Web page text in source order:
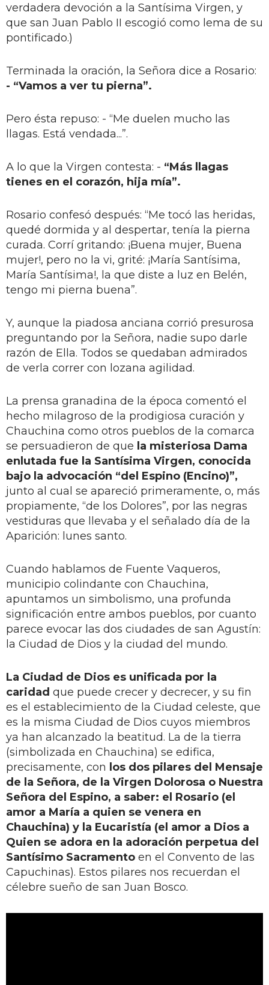
verdadera devoción a la Santísima Virgen, y
que san Juan Pablo II escogió como lema de su
pontificado.)
Terminada la oración, la Señora dice a Rosario:
- “Vamos a ver tu pierna”.
Pero ésta repuso: - “Me duelen mucho las
llagas. Está vendada...”.
A lo que la Virgen contesta: - “Más llagas
tienes en el corazón, hija mía”.
Rosario confesó después: “Me tocó las heridas,
quedé dormida y al despertar, tenía la pierna
curada. Corrí gritando: ¡Buena mujer, Buena
mujer!, pero no la vi, grité: ¡María Santísima,
María Santísima!, la que diste a luz en Belén,
tengo mi pierna buena”.
Y, aunque la piadosa anciana corrió presurosa
preguntando por la Señora, nadie supo darle
razón de Ella. Todos se quedaban admirados
de verla correr con lozana agilidad.
La prensa granadina de la época comentó el
hecho milagroso de la prodigiosa curación y
Chauchina como otros pueblos de la comarca
se persuadieron de que la misteriosa Dama
enlutada fue la Santísima Virgen, conocida
bajo la advocación “del Espino (Encino)”,
junto al cual se apareció primeramente, o, más
propiamente, “de los Dolores”, por las negras
vestiduras que llevaba y el señalado día de la
Aparición: lunes santo.
Cuando hablamos de Fuente Vaqueros,
municipio colindante con Chauchina,
apuntamos un simbolismo, una profunda
significación entre ambos pueblos, por cuanto
parece evocar las dos ciudades de san Agustín:
la Ciudad de Dios y la ciudad del mundo.
La Ciudad de Dios es unificada por la
caridad que puede crecer y decrecer, y su fin
es el establecimiento de la Ciudad celeste, que
es la misma Ciudad de Dios cuyos miembros
ya han alcanzado la beatitud. La de la tierra
(simbolizada en Chauchina) se edifica,
precisamente, con los dos pilares del Mensaje
de la Señora, de la Virgen Dolorosa o Nuestra
Señora del Espino, a saber: el Rosario (el
amor a María a quien se venera en
Chauchina) y la Eucaristía (el amor a Dios a
Quien se adora en la adoración perpetua del
Santísimo Sacramento en el Convento de las
Capuchinas). Estos pilares nos recuerdan el
célebre sueño de san Juan Bosco.